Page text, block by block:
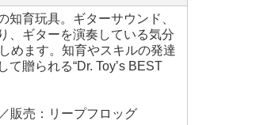
知育玩具。ギターサウンド、
、ギターを演奏している気分
めます。知育やスキルの発達
贈られる“Dr. Toy’s BEST
販売：リープフロッグ